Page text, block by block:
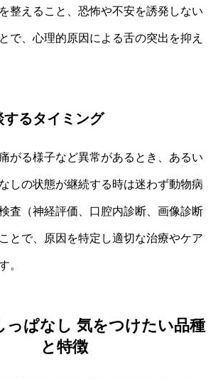
整えること、恐怖や不安を誘発しない
で、心理的原因による舌の突出を抑え
るタイミング
がる様子など異常があるとき、あるい
しの状態が継続する時は迷わず動物病
査（神経評価、口腔内診断、画像診断
とで、原因を特定し適切な治療やケア
。
っぱなし 気をつけたい品種
と特徴